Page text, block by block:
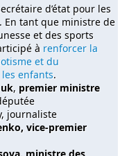
d’état pour les
En tant que ministre de
et des sports
à renforcer la
et du
enfants.
, premier ministre
journaliste
vice-premier